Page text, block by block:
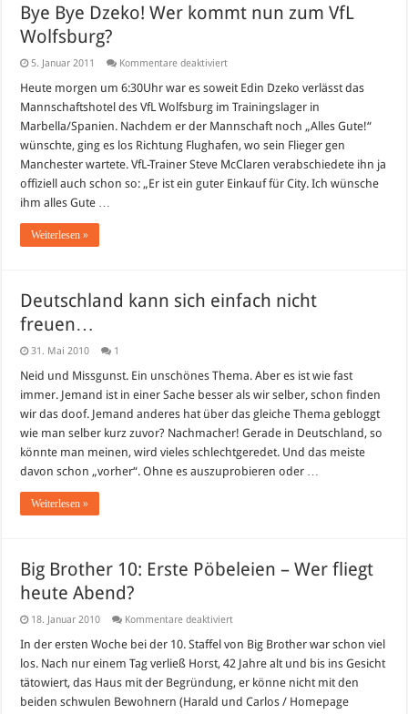
Bye Bye Dzeko! Wer kommt nun zum VfL
Wolfsburg?
5. Januar 2011 Kommentare deaktiviertfür
Bye
Wer
kommt
nun
zum
Wolfsburg?
Heute morgen um 6:30Uhr war es soweit Edin Dzeko verlässt das
Mannschaftshotel des VfL Wolfsburg im Trainingslager in
Marbella/Spanien. Nachdem er der Mannschaft noch „Alles Gute!“
wünschte, ging es los Richtung Flughafen, wo sein Flieger gen
Manchester wartete. VfL-Trainer Steve McClaren verabschiedete ihn ja
offiziell auch schon so: „Er ist ein guter Einkauf für City. Ich wünsche
ihm alles Gute …
Weiterlesen »
Deutschland kann sich einfach nicht
freuen…
31. Mai 2010 1
Neid und Missgunst. Ein unschönes Thema. Aber es ist wie fast
immer. Jemand ist in einer Sache besser als wir selber, schon finden
wir das doof. Jemand anderes hat über das gleiche Thema gebloggt
wie man selber kurz zuvor? Nachmacher! Gerade in Deutschland, so
könnte man meinen, wird vieles schlechtgeredet. Und das meiste
davon schon „vorher“. Ohne es auszuprobieren oder …
Weiterlesen »
Big Brother 10: Erste Pöbeleien – Wer fliegt
heute Abend?
18. Januar 2010 Kommentare deaktiviertfür
Brother
Erste
Pöbeleien
–
Wer
In der ersten Woche bei der 10. Staffel von Big Brother war schon viel
los. Nach nur einem Tag verließ Horst, 42 Jahre alt und bis ins Gesicht
tätowiert, das Haus mit der Begründung, er könne nicht mit den
beiden schwulen Bewohnern (Harald und Carlos / Homepage